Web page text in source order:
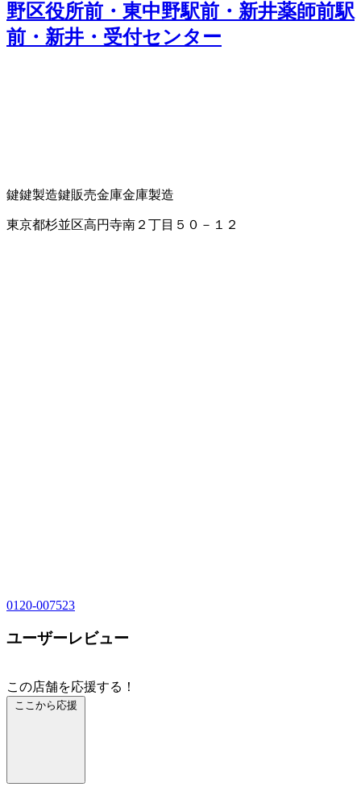
野区役所前・東中野駅前・新井薬師前駅
前・新井・受付センター
鍵鍵製造鍵販売金庫金庫製造
東京都杉並区高円寺南２丁目５０－１２
0120-007523
ユーザーレビュー
この店舗を応援する！
ここから応援